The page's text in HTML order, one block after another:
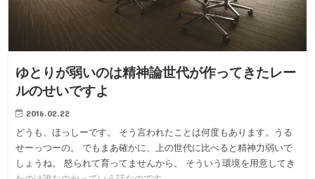
ゆとりが弱いのは精神論世代が作ってきたレー
ルのせいですよ
2016.02.22
どうも、ほっしーです。 そう言われたことは何度もあります。うる
せーっつーの。 でもまあ確かに、上の世代に比べると精神力弱いで
しょうね。 怒られて育ってませんから。 そういう環境を用意してき